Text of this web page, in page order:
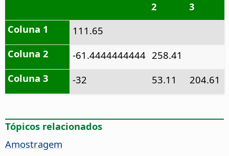
2
3
Coluna 1
111.65
Coluna 2
-61.4444444444 258.41
Coluna 3
-32 53.11 204.61
Tópicos relacionados
Amostragem